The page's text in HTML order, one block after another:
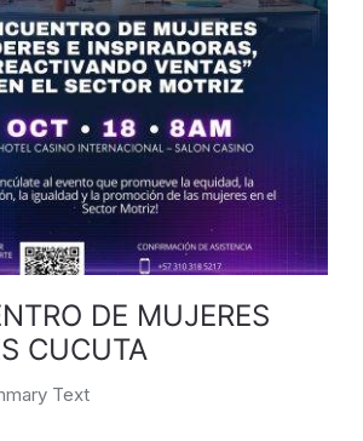
DE MUJERES
CUCUTA
Text